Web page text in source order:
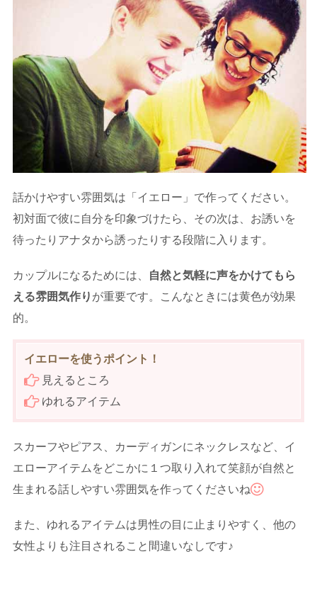
話かけやすい雰囲気は「イエロー」で作ってください。
初対面で彼に自分を印象づけたら、その次は、お誘いを
待ったりアナタから誘ったりする段階に入ります。
カップルになるためには、
自然と気軽に声をかけてもら
える雰囲気作り が重要です。こんなときには黄色が効果
的。
イエローを使うポイント！
見えるところ
ゆれるアイテム
スカーフやピアス、カーディガンにネックレスなど、イ
エローアイテムをどこかに１つ取り入れて笑顔が自然と
生まれる話しやすい雰囲気を作ってくださいね
また、ゆれるアイテムは男性の目に止まりやすく、他の
女性よりも注目されること間違いなしです♪